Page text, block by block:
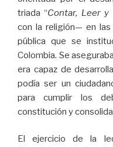
triada “Contar, Leer y
con la religión— en
pública que se
Colombia. Se
era capaz de
podía ser un
para cumplir los
constitución y
El ejercicio de la